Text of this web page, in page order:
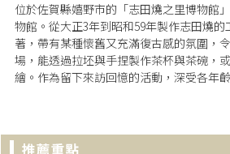
位於佐賀縣嬉野市的「志田燒之里博物館
物館。從大正3年到昭和59年製作志田燒
著，帶有某種懷舊又充滿復古感的氛圍，
場，能透過拉坯與手捏製作茶杯與茶碗，
繪。作為留下來訪回憶的活動，深受各年